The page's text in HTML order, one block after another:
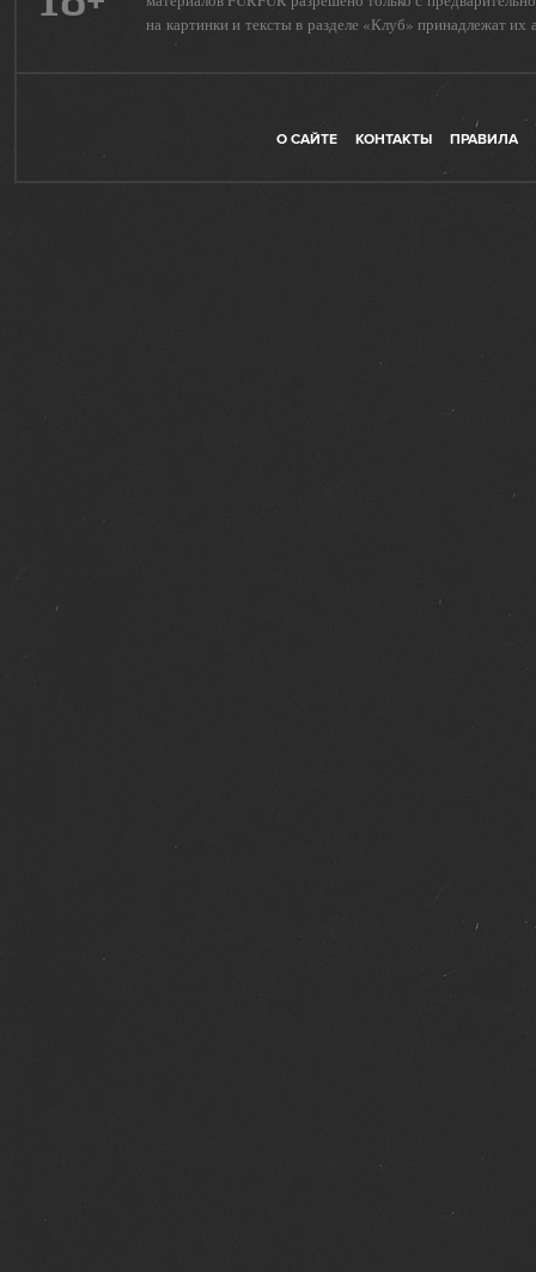
на картинки и тексты в разделе «Клуб» принадлежат их
О САЙТЕ КОНТАКТЫ ПРАВИЛА